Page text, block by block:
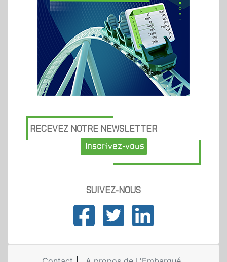
RECEVEZ NOTRE NEWSLETTER
Inscrivez-vous
SUIVEZ-NOUS